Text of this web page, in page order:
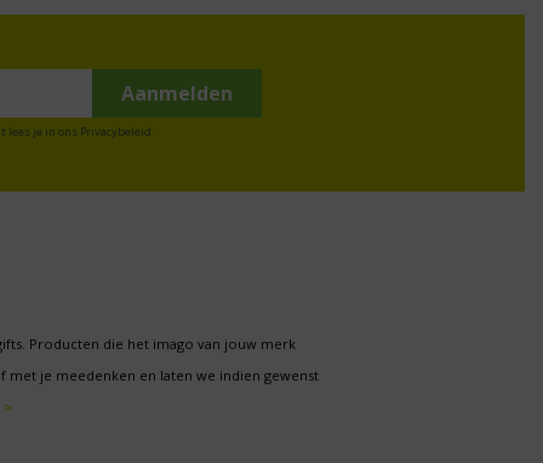
lees je in ons Privacybeleid
Producten die het imago van jouw merk
je meedenken en laten we indien gewenst
>